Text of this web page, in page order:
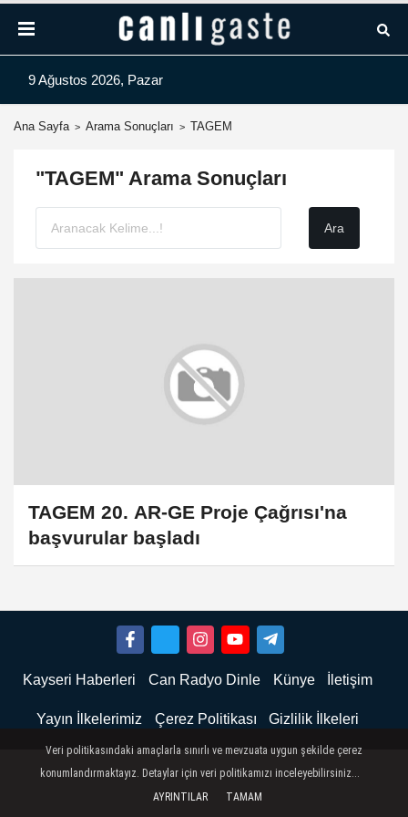
9 Ağustos 2026, Pazar
Ana Sayfa Arama Sonuçları TAGEM
"TAGEM" Arama Sonuçları
TAGEM 20. AR-GE Proje Çağrısı'na
başvurular başladı
Kayseri Haberleri Can Radyo Dinle Künye İletişim
Yayın İlkelerimiz Çerez Politikası Gizlilik İlkeleri
Veri politikasındaki amaçlarla sınırlı ve mevzuata uygun şekilde çerez
konumlandırmaktayız. Detaylar için veri politikamızı inceleyebilirsiniz...
AYRINTILAR
TAMAM